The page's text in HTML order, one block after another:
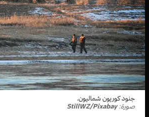
جنود كوريون شماليون.
صورة:StillWZ/Pixabay